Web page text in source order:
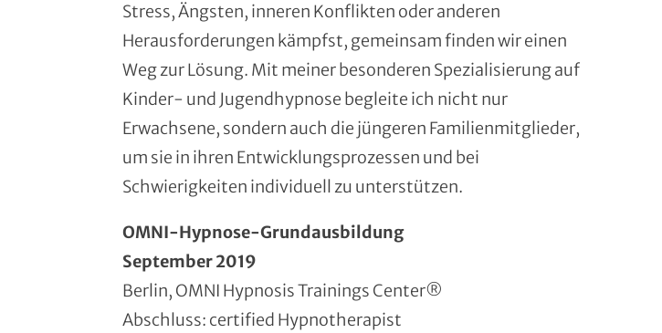
Stress, Ängsten, inneren Konflikten oder anderen
Herausforderungen kämpfst, gemeinsam finden wir einen
Weg zur Lösung. Mit meiner besonderen Spezialisierung auf
Kinder- und Jugendhypnose begleite ich nicht nur
Erwachsene, sondern auch die jüngeren Familienmitglieder,
um sie in ihren Entwicklungsprozessen und bei
Schwierigkeiten individuell zu unterstützen.
OMNI-Hypnose-Grundausbildung
September 2019
Berlin, OMNI Hypnosis Trainings Center®
Abschluss: certified Hypnotherapist